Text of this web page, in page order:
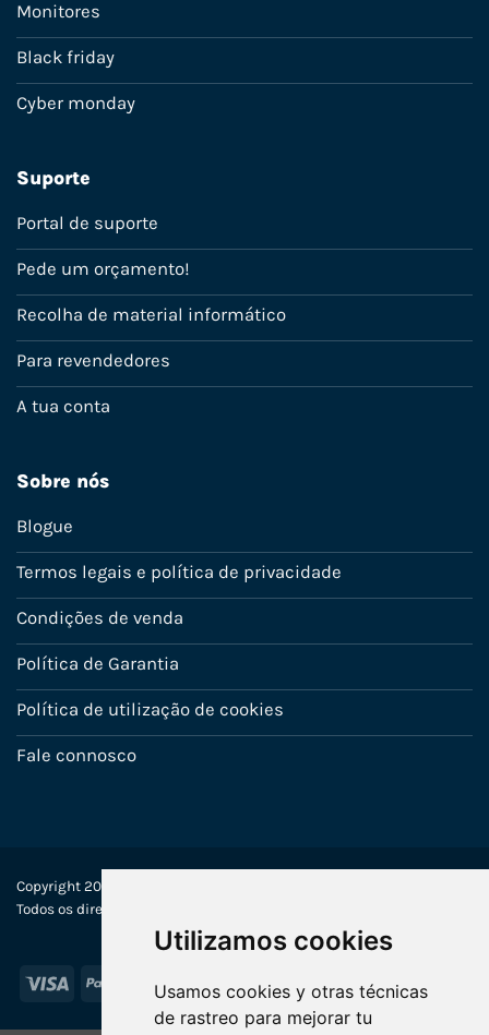
Utilizamos cookies
Usamos cookies y otras técnicas
de rastreo para mejorar tu
Monitores
Black friday
Cyber monday
Suporte
Portal de suporte
Pede um orçamento!
Recolha de material informático
Para revendedores
A tua conta
Sobre nós
Blogue
Termos legais e política de privacidade
Condições de venda
Política de Garantia
Política de utilização de cookies
Fale connosco
Copyright 2022-2025 © Ecosistemas Informáticos España SL –
Todos os direitos reservados
Visa PayPal MasterCard